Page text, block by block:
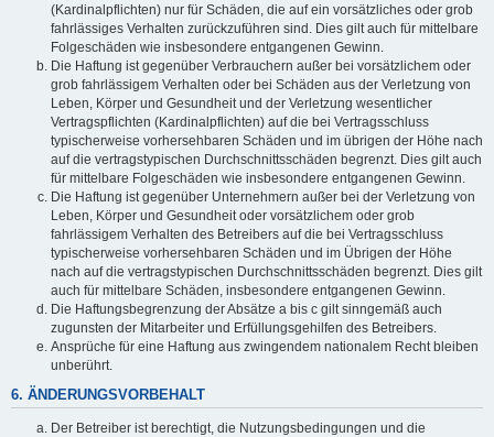
(Kardinalpflichten) nur für Schäden, die auf ein vorsätzliches oder grob
fahrlässiges Verhalten zurückzuführen sind. Dies gilt auch für mittelbare
Folgeschäden wie insbesondere entgangenen Gewinn.
Die Haftung ist gegenüber Verbrauchern außer bei vorsätzlichem oder
grob fahrlässigem Verhalten oder bei Schäden aus der Verletzung von
Leben, Körper und Gesundheit und der Verletzung wesentlicher
Vertragspflichten (Kardinalpflichten) auf die bei Vertragsschluss
typischerweise vorhersehbaren Schäden und im übrigen der Höhe nach
auf die vertragstypischen Durchschnittsschäden begrenzt. Dies gilt auch
für mittelbare Folgeschäden wie insbesondere entgangenen Gewinn.
Die Haftung ist gegenüber Unternehmern außer bei der Verletzung von
Leben, Körper und Gesundheit oder vorsätzlichem oder grob
fahrlässigem Verhalten des Betreibers auf die bei Vertragsschluss
typischerweise vorhersehbaren Schäden und im Übrigen der Höhe
nach auf die vertragstypischen Durchschnittsschäden begrenzt. Dies gilt
auch für mittelbare Schäden, insbesondere entgangenen Gewinn.
Die Haftungsbegrenzung der Absätze a bis c gilt sinngemäß auch
zugunsten der Mitarbeiter und Erfüllungsgehilfen des Betreibers.
Ansprüche für eine Haftung aus zwingendem nationalem Recht bleiben
unberührt.
6. ÄNDERUNGSVORBEHALT
Der Betreiber ist berechtigt, die Nutzungsbedingungen und die